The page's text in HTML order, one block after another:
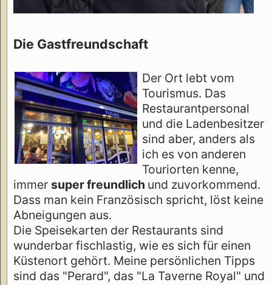
Die Gastfreundschaft
Der Ort lebt vom
Tourismus. Das
Restaurantpersonal
und die Ladenbesitzer
sind aber, anders als
ich es von anderen
Touriorten kenne,
immer super freundlich und zuvorkommend.
Dass man kein Französisch spricht, löst keine
Abneigungen aus.
Die Speisekarten der Restaurants sind
wunderbar fischlastig, wie es sich für einen
Küstenort gehört. Meine persönlichen Tipps
sind das "Perard", das "La Taverne Royal" und